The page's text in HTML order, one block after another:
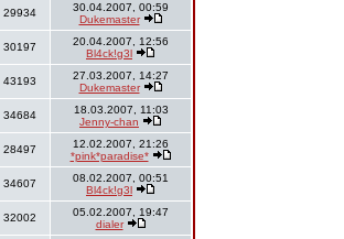
29934
30.04.2007, 00:59
Dukemaster
30197
20.04.2007, 12:56
Bl4ck!g3l
43193
27.03.2007, 14:27
Dukemaster
34684
18.03.2007, 11:03
Jenny-chan
28497
12.02.2007, 21:26
*pink*paradise*
34607
08.02.2007, 00:51
Bl4ck!g3l
32002
05.02.2007, 19:47
dialer